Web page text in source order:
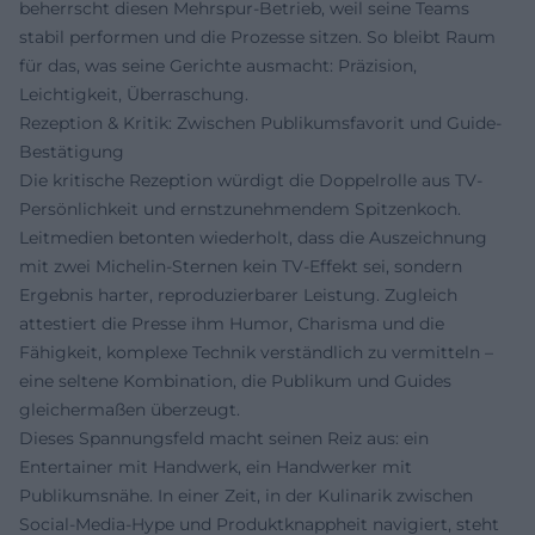
beherrscht diesen Mehrspur-Betrieb, weil seine Teams
stabil performen und die Prozesse sitzen. So bleibt Raum
für das, was seine Gerichte ausmacht: Präzision,
Leichtigkeit, Überraschung.
Rezeption & Kritik: Zwischen Publikumsfavorit und Guide-
Bestätigung
Die kritische Rezeption würdigt die Doppelrolle aus TV-
Persönlichkeit und ernstzunehmendem Spitzenkoch.
Leitmedien betonten wiederholt, dass die Auszeichnung
mit zwei Michelin-Sternen kein TV-Effekt sei, sondern
Ergebnis harter, reproduzierbarer Leistung. Zugleich
attestiert die Presse ihm Humor, Charisma und die
Fähigkeit, komplexe Technik verständlich zu vermitteln –
eine seltene Kombination, die Publikum und Guides
gleichermaßen überzeugt.
Dieses Spannungsfeld macht seinen Reiz aus: ein
Entertainer mit Handwerk, ein Handwerker mit
Publikumsnähe. In einer Zeit, in der Kulinarik zwischen
Social-Media-Hype und Produktknappheit navigiert, steht